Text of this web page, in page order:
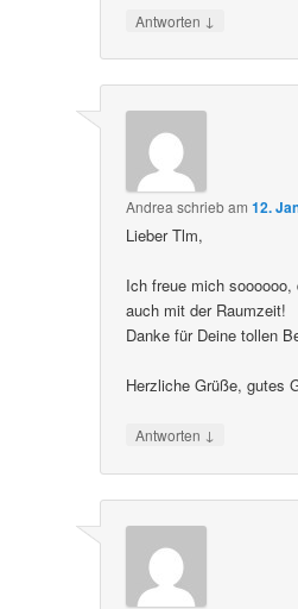
Antworten ↓
Andrea schriebam12.
Lieber Tlm,
Ich freue mich
auch mit der Raumzeit!
Danke für Deine tollen
Herzliche Grüße, gutes
Antworten ↓